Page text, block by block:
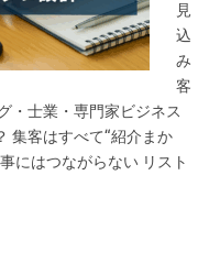
見
込
み
客
・士業・専門家ビジネス
集客はすべて“紹介まか
にはつながらない リスト